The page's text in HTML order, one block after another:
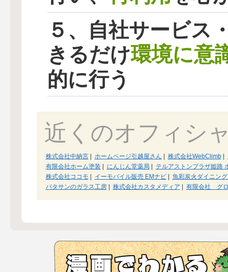
５、自社サービス
きるだけ環境に意
的に行う
近くのオフィシ
株式会社中納言| ホームページ引越屋さん 株式会社WebClimb|
有限会社ホーム塗装
にんじん堂薬局
テルアストンプラザ姫路
株式会社ココモ
イーモバイル販売 EMナビ|
魚彩炭火ダイニン
バタサンのガラス工房| 株式会社カスタメディア 有限会社 グ